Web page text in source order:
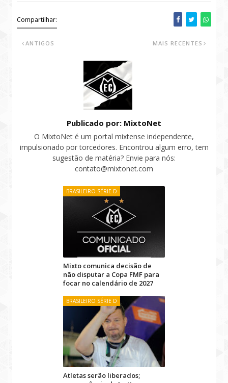
Compartilhar:
MAIS RECENTES
ANTIGOS
Publicado por: MixtoNet
O MixtoNet é um portal mixtense independente,
impulsionado por torcedores. Encontrou algum erro, tem
sugestão de matéria? Envie para nós:
contato@mixtonet.com
BRASILEIRO SÉRIE D
Mixto comunica decisão de
não disputar a Copa FMF para
focar no calendário de 2027
BRASILEIRO SÉRIE D
Atletas serão liberados;